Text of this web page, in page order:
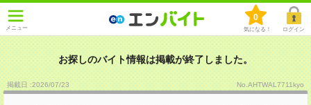
メニュー
0
気になる！ ログイン
お探しのバイト情報は掲載が終了しました。
掲載日 :2026/07/23 No.AHTWAL7711kyo